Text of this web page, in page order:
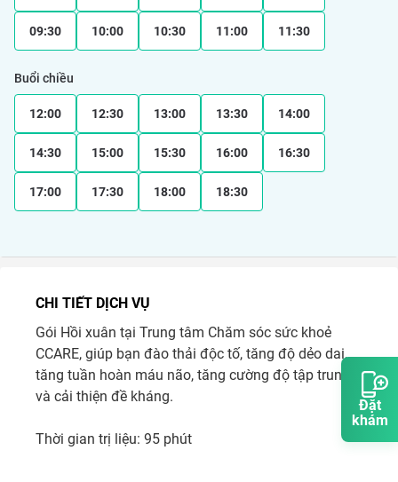
Đặt
khám
09:30 10:00 10:30 11:00 11:30
Buổi chiều
12:00 12:30 13:00 13:30 14:00
14:30 15:00 15:30 16:00 16:30
17:00 17:30 18:00 18:30
CHI TIẾT DỊCH VỤ
Gói Hồi xuân tại Trung tâm Chăm sóc sức khoẻ
CCARE, giúp bạn đào thải độc tố, tăng độ dẻo dai,
tăng tuần hoàn máu não, tăng cường độ tập trung
và cải thiện đề kháng.
Thời gian trị liệu: 95 phút